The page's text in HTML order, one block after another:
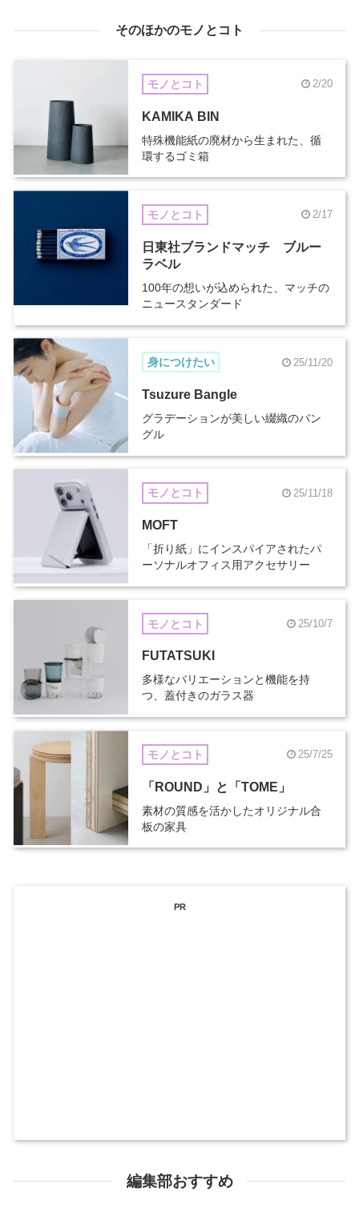
そのほかのモノとコト
モノとコト 2/20
KAMIKA BIN
特殊機能紙の廃材から生まれた、循
環するゴミ箱
モノとコト 2/17
日東社ブランドマッチ ブルー
ラベル
100年の想いが込められた、マッチの
ニュースタンダード
身につけたい 25/11/20
Tsuzure Bangle
グラデーションが美しい綴織のバン
グル
モノとコト 25/11/18
MOFT
「折り紙」にインスパイアされたパ
ーソナルオフィス用アクセサリー
モノとコト 25/10/7
FUTATSUKI
多様なバリエーションと機能を持
つ、蓋付きのガラス器
モノとコト 25/7/25
「ROUND」と「TOME」
素材の質感を活かしたオリジナル合
板の家具
PR
編集部おすすめ